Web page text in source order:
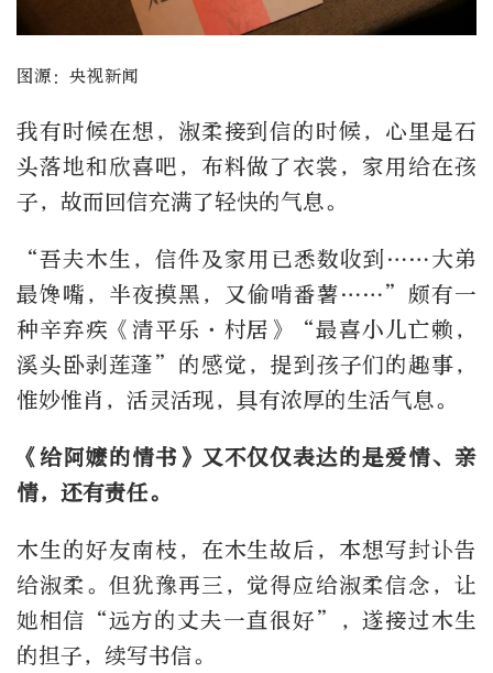
图源：央视新闻
我有时候在想，淑柔接到信的时候，心里是石
头落地和欣喜吧，布料做了衣裳，家用给在孩
子，故而回信充满了轻快的气息。
“吾夫木生，信件及家用已悉数收到……大弟
最馋嘴，半夜摸黑，又偷啃番薯……”颇有一
种辛弃疾《清平乐·村居》“最喜小儿亡赖，
溪头卧剥莲蓬”的感觉，提到孩子们的趣事，
惟妙惟肖，活灵活现，具有浓厚的生活气息。
《给阿嬷的情书》又不仅仅表达的是爱情、亲
情，还有责任。
木生的好友南枝，在木生故后，本想写封讣告
给淑柔。但犹豫再三，觉得应给淑柔信念，让
她相信“远方的丈夫一直很好”，遂接过木生
的担子，续写书信。